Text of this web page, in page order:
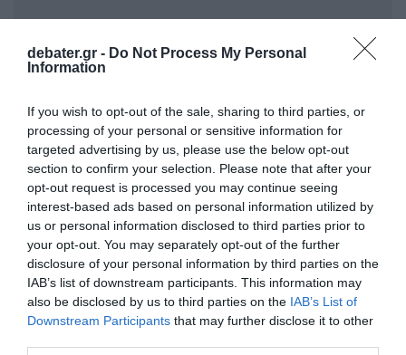
debater.gr - Do Not Process My Personal
Information
If you wish to opt-out of the sale, sharing to third parties, or
processing of your personal or sensitive information for
targeted advertising by us, please use the below opt-out
section to confirm your selection. Please note that after your
opt-out request is processed you may continue seeing
interest-based ads based on personal information utilized by
us or personal information disclosed to third parties prior to
your opt-out. You may separately opt-out of the further
disclosure of your personal information by third parties on the
IAB’s list of downstream participants. This information may
also be disclosed by us to third parties on the IAB’s List of
Downstream Participants that may further disclose it to other
ΣΧΟΛΙΑ